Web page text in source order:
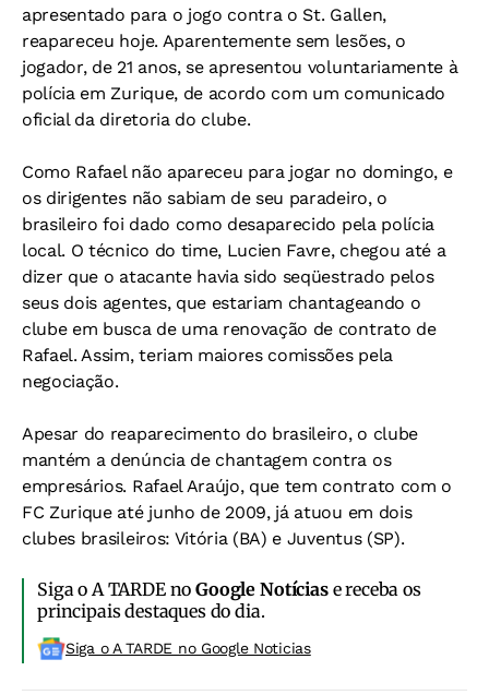
apresentado para o jogo contra o St. Gallen,
reapareceu hoje. Aparentemente sem lesões, o
jogador, de 21 anos, se apresentou voluntariamente à
polícia em Zurique, de acordo com um comunicado
oficial da diretoria do clube.
Como Rafael não apareceu para jogar no domingo, e
os dirigentes não sabiam de seu paradeiro, o
brasileiro foi dado como desaparecido pela polícia
local. O técnico do time, Lucien Favre, chegou até a
dizer que o atacante havia sido seqüestrado pelos
seus dois agentes, que estariam chantageando o
clube em busca de uma renovação de contrato de
Rafael. Assim, teriam maiores comissões pela
negociação.
Apesar do reaparecimento do brasileiro, o clube
mantém a denúncia de chantagem contra os
empresários. Rafael Araújo, que tem contrato com o
FC Zurique até junho de 2009, já atuou em dois
clubes brasileiros: Vitória (BA) e Juventus (SP).
Siga o A TARDE noGoogle Notíciase receba os
principais destaques do dia.
Siga o A TARDE no Google Noticias